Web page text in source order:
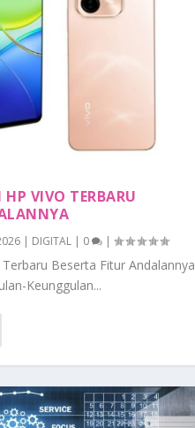
VIVO TERBARU
| DIGITAL | 0 |
Beserta Fitur Andalannya
Keunggulan...